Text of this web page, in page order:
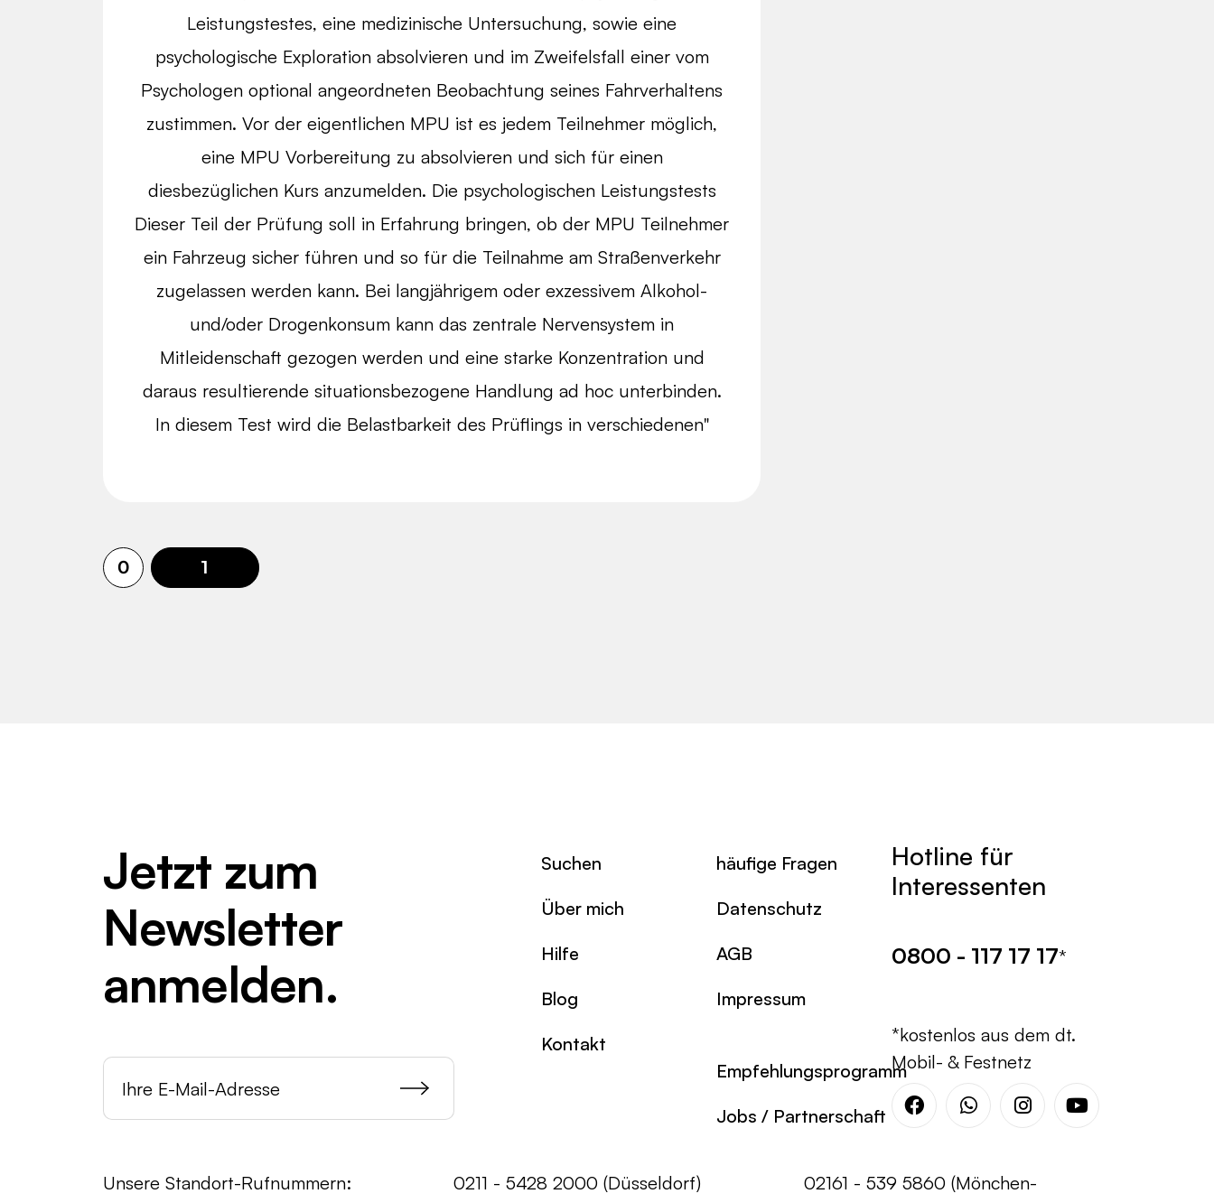
Leistungstestes, eine medizinische Untersuchung, sowie eine
psychologische Exploration absolvieren und im Zweifelsfall einer vom
Psychologen optional angeordneten Beobachtung seines Fahrverhaltens
zustimmen. Vor der eigentlichen MPU ist es jedem Teilnehmer möglich,
eine MPU Vorbereitung zu absolvieren und sich für einen
diesbezüglichen Kurs anzumelden. Die psychologischen Leistungstests
Dieser Teil der Prüfung soll in Erfahrung bringen, ob der MPU Teilnehmer
ein Fahrzeug sicher führen und so für die Teilnahme am Straßenverkehr
zugelassen werden kann. Bei langjährigem oder exzessivem Alkohol-
und/oder Drogenkonsum kann das zentrale Nervensystem in
Mitleidenschaft gezogen werden und eine starke Konzentration und
daraus resultierende situationsbezogene Handlung ad hoc unterbinden.
In diesem Test wird die Belastbarkeit des Prüflings in verschiedenen"
0 1
Jetzt zum
Newsletter
anmelden.
Suchen
Über mich
Hilfe
Blog
Kontakt
häufige Fragen
Datenschutz
AGB
Impressum
Empfehlungsprogramm
Jobs / Partnerschaft
Hotline für
Interessenten
0800 - 117 17 17*
*kostenlos aus dem dt.
Mobil- & Festnetz
FacebookWhatsappInstagramYoutube
Unsere Standort-Rufnummern: 0211 - 5428 2000 (Düsseldorf) 02161 - 539 5860 (Mönchen-